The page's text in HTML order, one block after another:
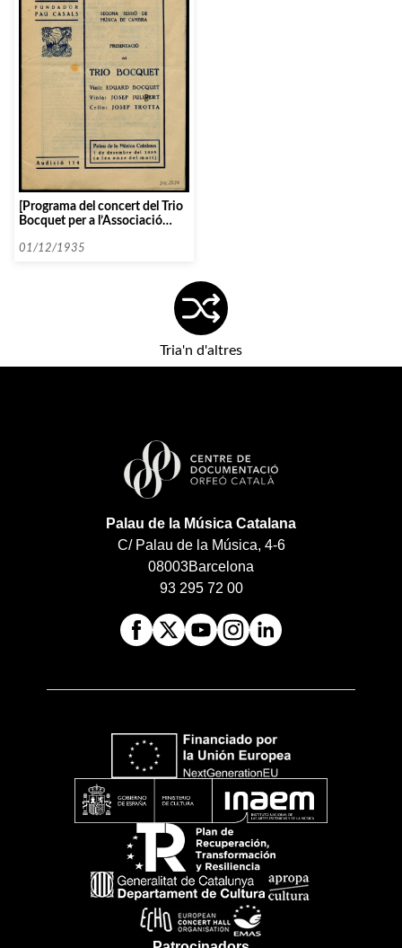
[Programa del concert del Trio
Bocquet per a l’Associació
01/12/1935
Tria'n d'altres
Palau de la Música Catalana
C/ Palau de la Música, 4-6
08003Barcelona
93 295 72 00